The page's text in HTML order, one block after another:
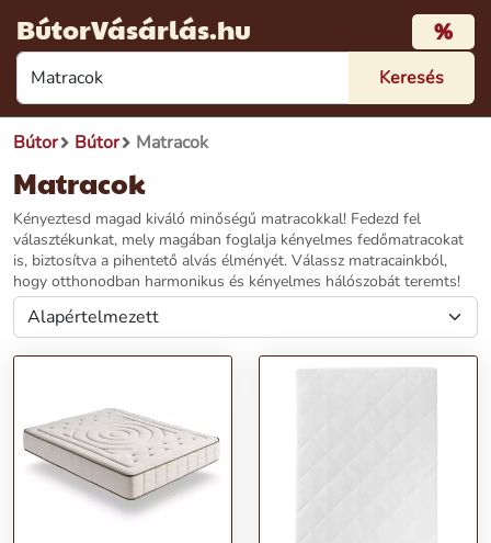
BútorVásárlás.hu %
Bútor Bútor Matracok
Matracok
Kényeztesd magad kiváló minőségű matracokkal! Fedezd fel
választékunkat, mely magában foglalja kényelmes fedőmatracokat
is, biztosítva a pihentető alvás élményét. Válassz matracainkból,
hogy otthonodban harmonikus és kényelmes hálószobát teremts!